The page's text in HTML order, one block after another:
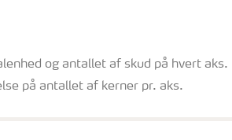
og antallet af skud på hvert aks.
på antallet af kerner pr. aks.